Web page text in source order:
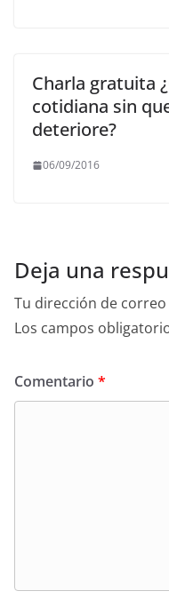
Charla gratuita
cotidiana sin
deteriore?
06/09/2016
Deja una
Tu dirección de
Los campos
Comentario *